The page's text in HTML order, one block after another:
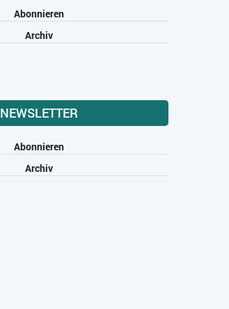
Abonnieren
Archiv
NEWSLETTER
Abonnieren
Archiv